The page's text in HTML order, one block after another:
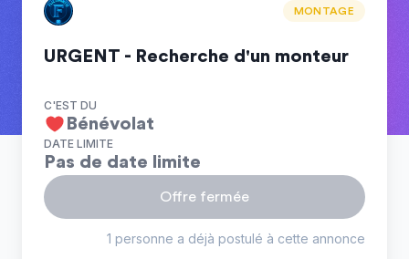
MONTAGE
URGENT - Recherche d'un monteur
C'EST DU
Bénévolat
DATE LIMITE
Pas de date limite
Offre fermée
1 personne a déjà postulé à cette annonce